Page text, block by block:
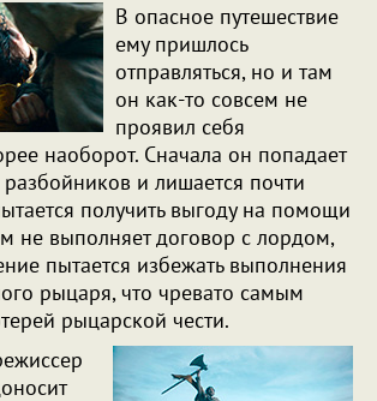
В опасное путешествие
ему пришлось
отправляться, но и там
он как-то совсем не
проявил себя
наоборот. Сначала он попадает
и лишается почти
получить выгоду на помощи
не выполняет договор с лордом,
пытается избежать выполнения
рыцаря, что чревато самым
рыцарской чести.